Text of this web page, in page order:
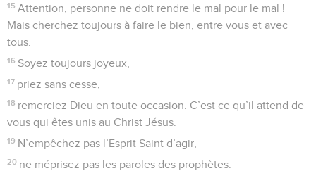
15 Attention, personne ne doit rendre le mal pour le mal !
Mais cherchez toujours à faire le bien, entre vous et avec
tous.
16 Soyez toujours joyeux,
17 priez sans cesse,
18 remerciez Dieu en toute occasion. C’est ce qu’il attend de
vous qui êtes unis au Christ Jésus.
19 N’empêchez pas l’Esprit Saint d’agir,
20 ne méprisez pas les paroles des prophètes.